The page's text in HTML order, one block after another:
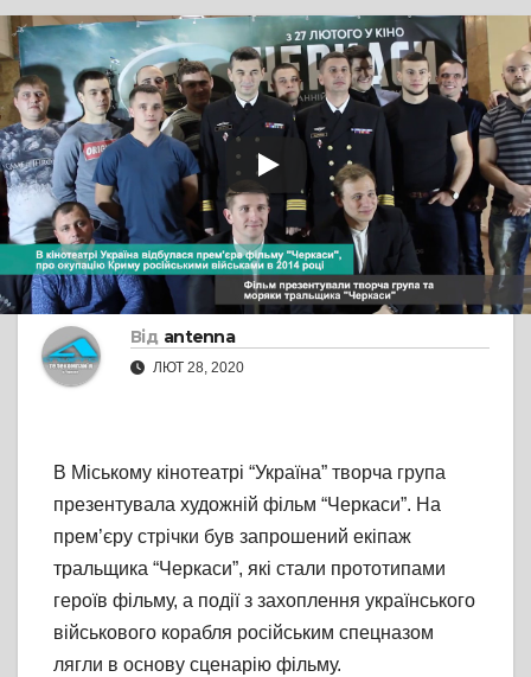
TV СЮЖЕТ
У Черкасах
презентували
художній фільм
“Черкаси”
Від antenna
ЛЮТ 28, 2020
В Міському кінотеатрі “Україна” творча група
презентувала художній фільм “Черкаси”. На
прем’єру стрічки був запрошений екіпаж
тральщика “Черкаси”, які стали прототипами
героїв фільму, а події з захоплення українського
військового корабля російським спецназом
лягли в основу сценарію фільму.